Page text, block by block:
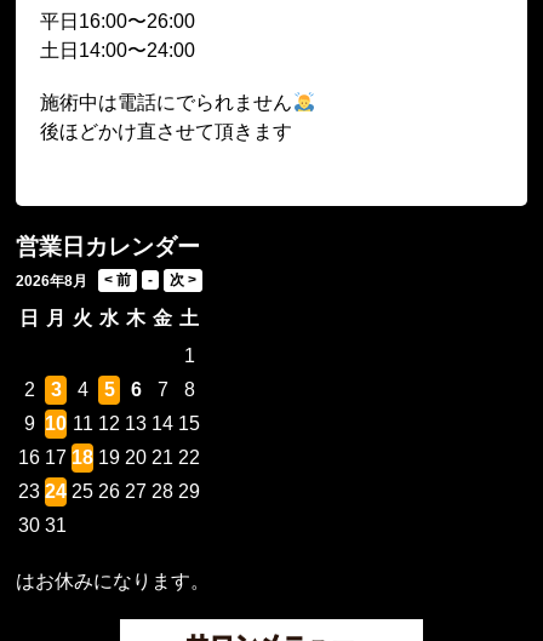
平日16:00〜26:00
土日14:00〜24:00
施術中は電話にでられません
後ほどかけ直させて頂きます
営業日カレンダー
2026年8月
日 月 火 水 木 金 土
1
2
3 4 5 6 7
8
9 10 11 12 13 14 15
16 17 18 19 20 21 22
23 24 25 26 27 28 29
30 31
はお休みになります。